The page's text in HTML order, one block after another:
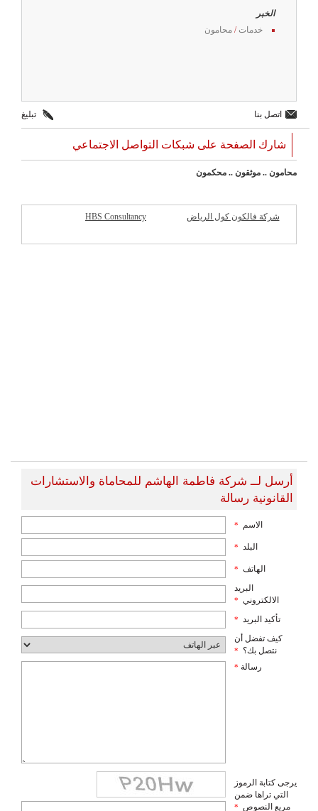
الخبر
خدمات/ محامون
اتصل بنا تبليغ
شارك الصفحة على شبكات التواصل الاجتماعي
محامون .. موثقون .. محكمون
شركة فالكون كول الرياض HBS Consultancy
أرسل لــ شركة فاطمة الهاشم للمحاماة والاستشارات
القانونية رسالة
الاسم *
البلد *
الهاتف *
البريد
الالكتروني *
تأكيد البريد *
كيف تفضل أن
نتصل بك؟ *
رسالة *
يرجى كتابة الرموز
التي تراها ضمن
مربع النصوص *